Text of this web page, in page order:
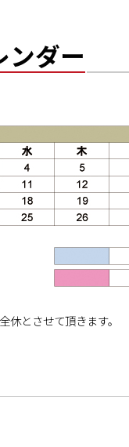
ンダー
休とさせて頂きます。